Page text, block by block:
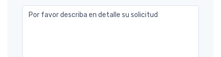
Por favor describa en detalle su solicitud